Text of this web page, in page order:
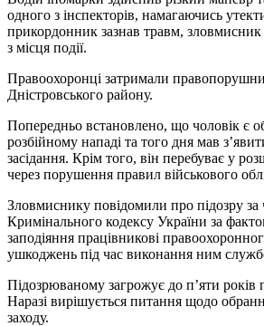
одного з інспекторів, намагаючись
прикордонник зазнав травм, зловмисник
з місця події.
Правоохоронці затримали
Дністровського району.
Попередньо встановлено, що чоловік є
розбійному нападі та того дня мав
засідання. Крім того, він перебуває у
через порушення правил військового
Зловмиснику повідомили про підозру за
Кримінального кодексу України за
заподіяння працівникові
ушкоджень під час виконання ним
Підозрюваному загрожує до п’яти років
Наразі вирішується питання щодо
заходу.